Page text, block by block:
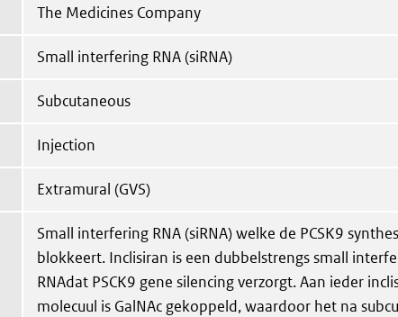
The Medicines Company
Small interfering RNA (siRNA)
Subcutaneous
Injection
Extramural (GVS)
Small interfering RNA (siRNA) welke de PCSK9
blokkeert. Inclisiran is een dubbelstrengs small
RNAdat PSCK9 gene silencing verzorgt. Aan ieder
molecuul is GalNAc gekoppeld, waardoor het na